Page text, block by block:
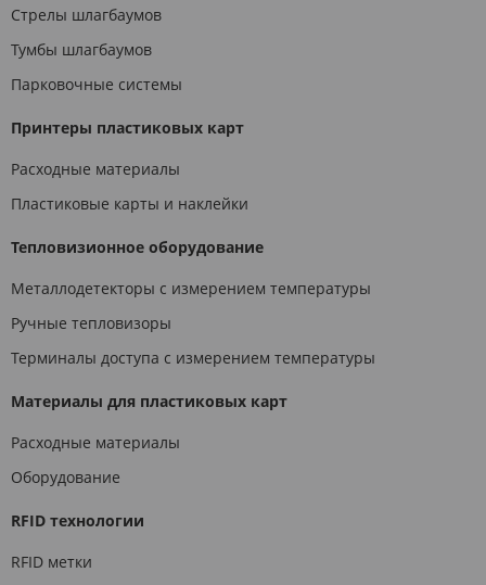
Стрелы шлагбаумов
Тумбы шлагбаумов
Парковочные системы
Принтеры пластиковых карт
Расходные материалы
Пластиковые карты и наклейки
Тепловизионное оборудование
Металлодетекторы с измерением температуры
Ручные тепловизоры
Терминалы доступа с измерением температуры
Материалы для пластиковых карт
Расходные материалы
Оборудование
RFID технологии
RFID метки